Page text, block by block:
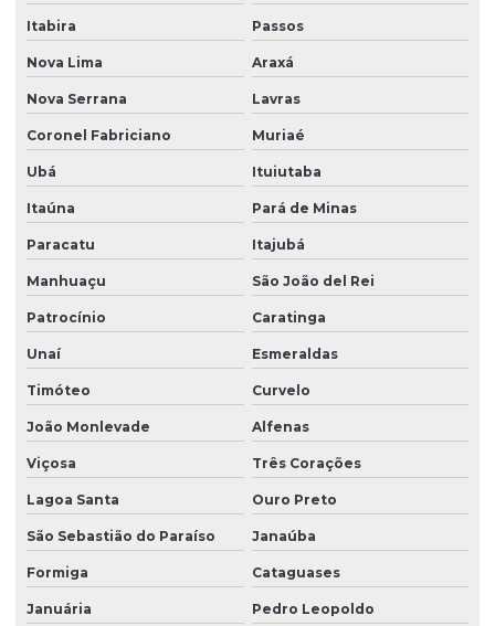
Itabira Passos
Nova Lima Araxá
Nova Serrana Lavras
Coronel Fabriciano Muriaé
Ubá Ituiutaba
Itaúna Pará de Minas
Paracatu Itajubá
Manhuaçu São João del Rei
Patrocínio Caratinga
Unaí Esmeraldas
Timóteo Curvelo
João Monlevade Alfenas
Viçosa Três Corações
Lagoa Santa Ouro Preto
São Sebastião do Paraíso Janaúba
Formiga Cataguases
Januária Pedro Leopoldo